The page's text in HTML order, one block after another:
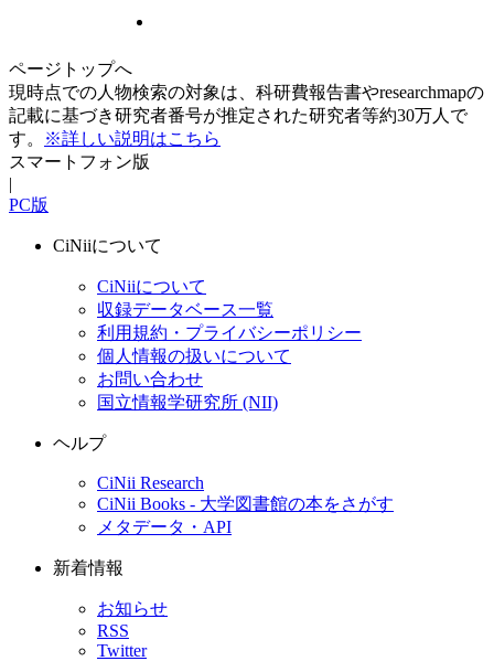
ページトップへ
現時点での人物検索の対象は、科研費報告書やresearchmapの
記載に基づき研究者番号が推定された研究者等約30万人で
す。
※詳しい説明はこちら
スマートフォン版
|
PC版
CiNiiについて
CiNiiについて
収録データベース一覧
利用規約・プライバシーポリシー
個人情報の扱いについて
お問い合わせ
国立情報学研究所 (NII)
ヘルプ
CiNii Research
CiNii Books - 大学図書館の本をさがす
メタデータ・API
新着情報
お知らせ
RSS
Twitter